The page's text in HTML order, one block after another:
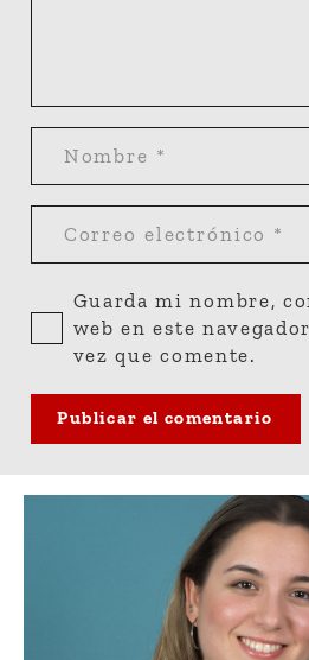
Guarda mi nombre,
web en este
vez que comente.
Publicar el comentario